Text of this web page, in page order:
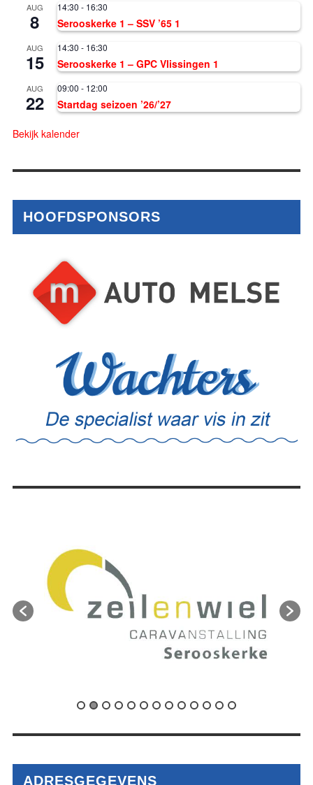
AUG
8
14:30 - 16:30
Serooskerke 1 – SSV ’65 1
AUG
15
14:30 - 16:30
Serooskerke 1 – GPC Vlissingen 1
AUG
22
09:00 - 12:00
Startdag seizoen ’26/’27
Bekijk kalender
HOOFDSPONSORS
ADRESGEGEVENS